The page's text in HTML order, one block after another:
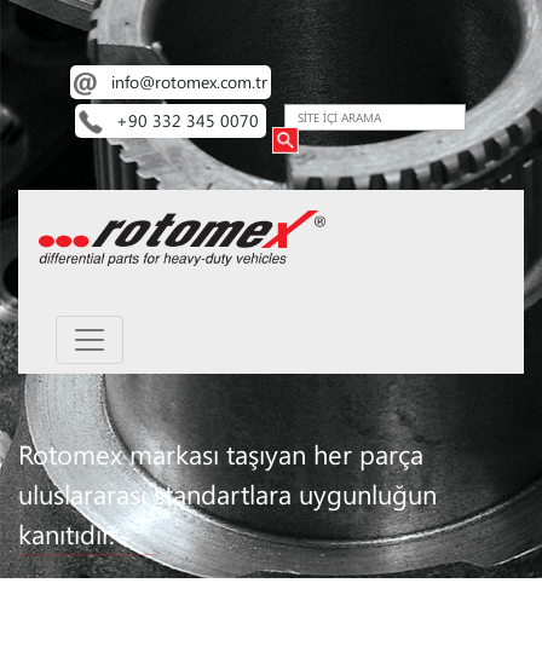
info@rotomex.com.tr
+90 332 345 0070
Rotomex markası taşıyan her parça
uluslararası standartlara uygunluğun
kanıtıdır.